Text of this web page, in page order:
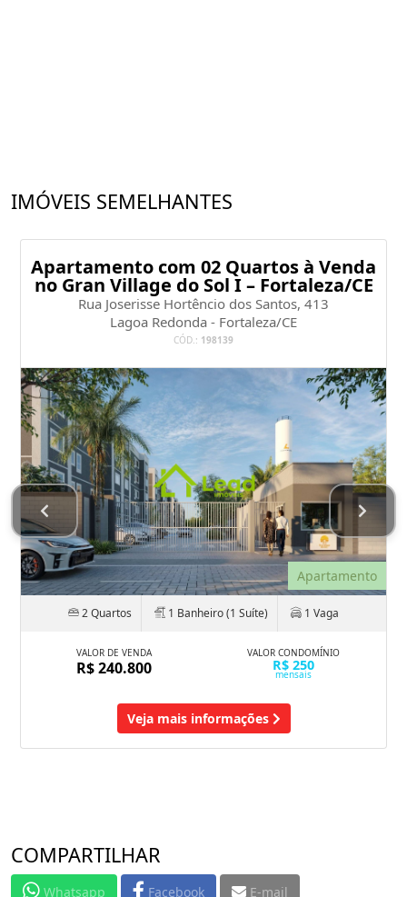
IMÓVEIS SEMELHANTES
Apartamento com 02 Quartos à Venda
no Gran Village do Sol I – Fortaleza/CE
Rua Joserisse Hortêncio dos Santos, 413
Lagoa Redonda - Fortaleza/CE
CÓD.: 198139
Apartamento
2 Quartos 1 Banheiro (1 Suíte) 1 Vaga
VALOR DE VENDA
R$ 240.800
VALOR CONDOMÍNIO
R$ 250
mensais
Veja mais informações
COMPARTILHAR
Whatsapp Facebook E-mail